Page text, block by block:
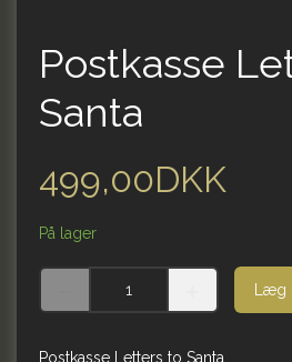
Postkasse
Santa
499,00DKK
På lager
Læg
Postkasse Letters to Santa